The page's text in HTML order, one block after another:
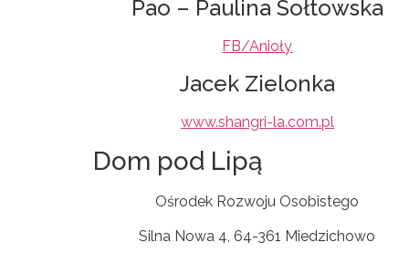
Pao – Paulina Sołtowska
FB/Anioły
Jacek Zielonka
www.shangri-la.com.pl
Dom pod Lipą
Ośrodek Rozwoju Osobistego
Silna Nowa 4, 64-361 Miedzichowo